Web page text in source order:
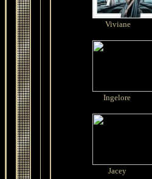
Viviane
Ingelore
Jacey